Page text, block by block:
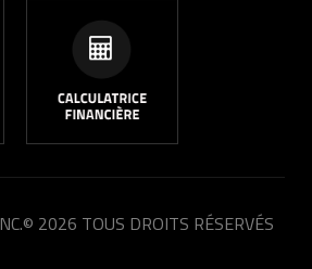
© 2026 TOUS DROITS RÉSERVÉS